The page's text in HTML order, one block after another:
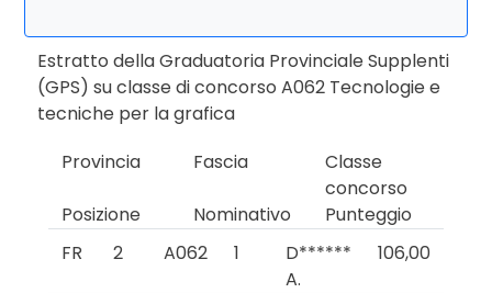
Estratto della Graduatoria Provinciale Supplenti
(GPS) su classe di concorso A062 Tecnologie e
tecniche per la grafica
Provincia
Fascia
Classe
concorso
Posizione
Nominativo
Punteggio
FR
2 A062 1
D******
A.
106,00